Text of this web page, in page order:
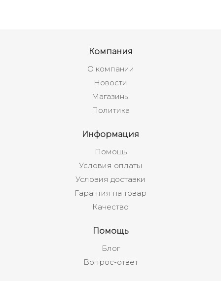
Компания
О компании
Новости
Магазины
Политика
Информация
Помощь
Условия оплаты
Условия доставки
Гарантия на товар
Качество
Помощь
Блог
Вопрос-ответ